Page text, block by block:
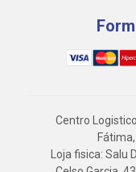
Centro
Loja fisica: Salu